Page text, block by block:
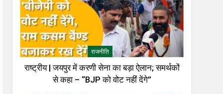
राजनीति
राष्ट्रीय | जयपुर में करणी सेना का बड़ा ऐलान; समर्थकों
से कहा – “BJP को वोट नहीं देंगे”